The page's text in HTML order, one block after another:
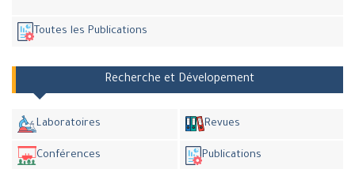
Toutes les Publications
Recherche et Dévelopement
Laboratoires Revues
Conférences Publications